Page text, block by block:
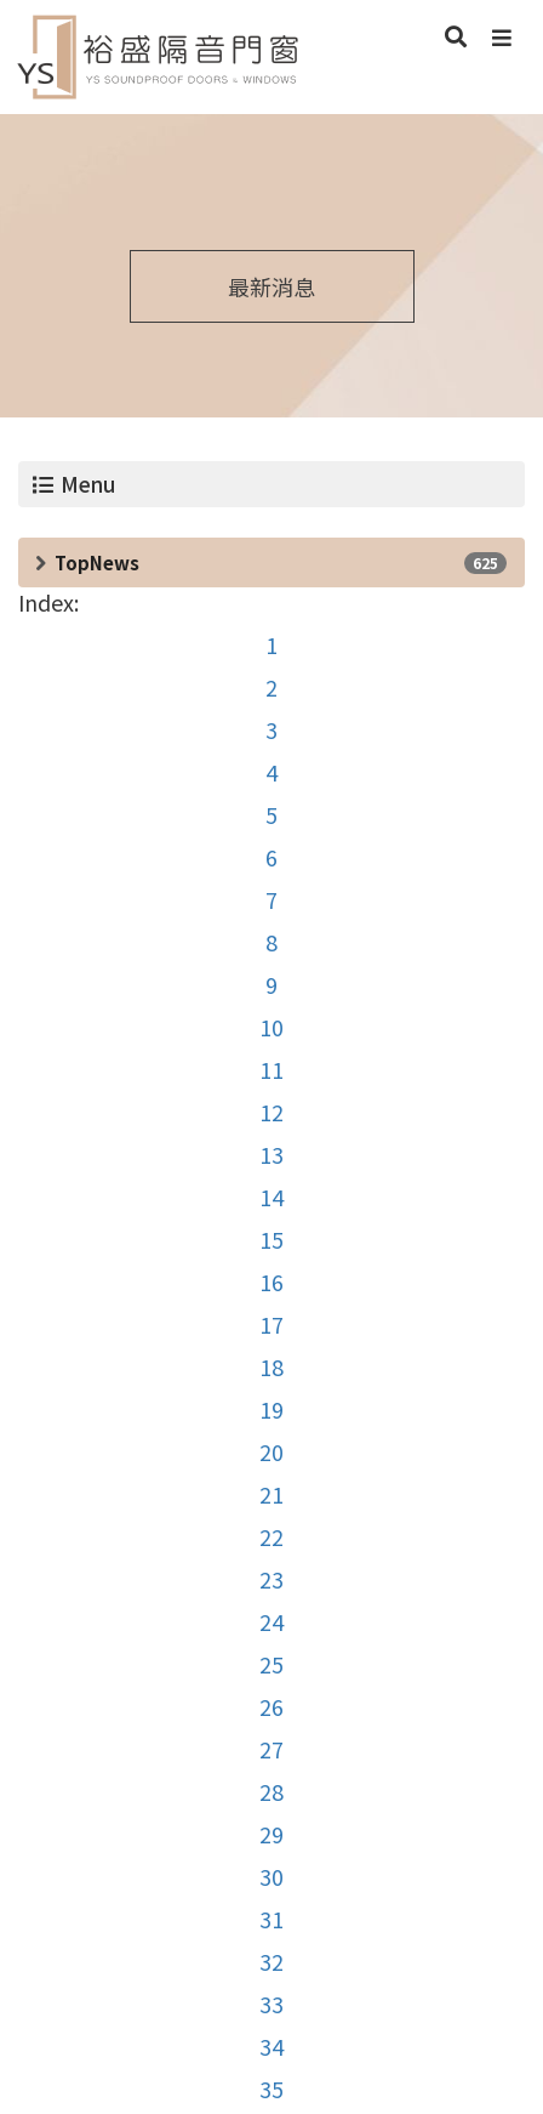
最新消息
Menu
TopNews 625
Index:
1
2
3
4
5
6
7
8
9
10
11
12
13
14
15
16
17
18
19
20
21
22
23
24
25
26
27
28
29
30
31
32
33
34
35